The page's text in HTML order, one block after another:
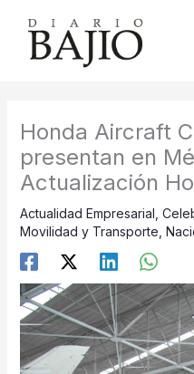
contenido
Honda Aircraft
presentan en
Actualización
Actualidad Empresarial
Movilidad y Transporte